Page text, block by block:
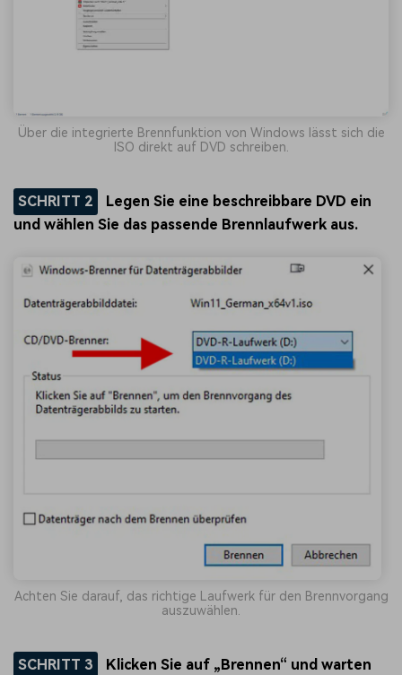
Über die integrierte Brennfunktion von Windows lässt sich die
ISO direkt auf DVD schreiben.
SCHRITT 2
Legen Sie eine beschreibbare DVD ein
und wählen Sie das passende Brennlaufwerk aus.
Achten Sie darauf, das richtige Laufwerk für den Brennvorgang
auszuwählen.
SCHRITT 3
Klicken Sie auf „Brennen“ und warten